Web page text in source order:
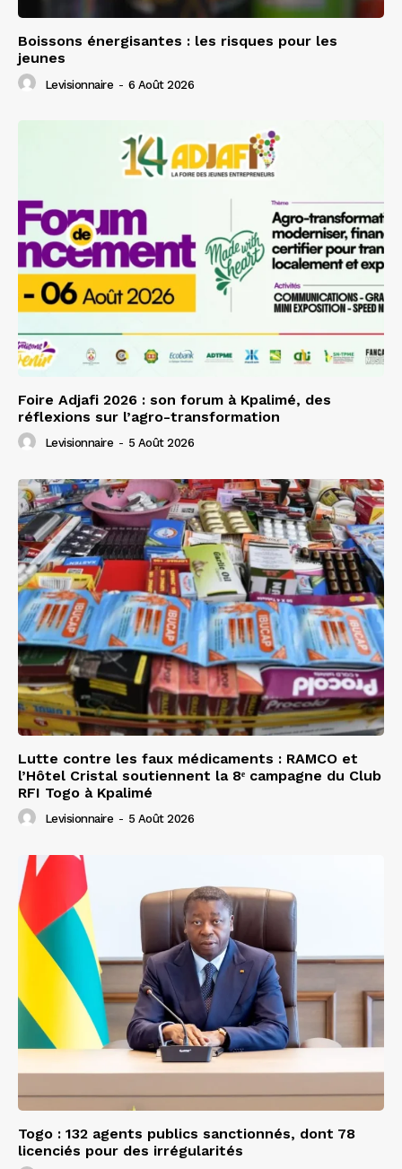
Boissons énergisantes : les risques pour les
jeunes
Levisionnaire - 6 Août 2026
Foire Adjafi 2026 : son forum à Kpalimé, des
réflexions sur l’agro-transformation
Levisionnaire - 5 Août 2026
Lutte contre les faux médicaments : RAMCO et
l’Hôtel Cristal soutiennent la 8ᵉ campagne du Club
RFI Togo à Kpalimé
Levisionnaire - 5 Août 2026
Togo : 132 agents publics sanctionnés, dont 78
licenciés pour des irrégularités